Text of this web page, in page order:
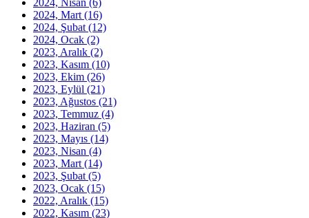
2024, Mart (16)
2024, Şubat (12)
2024, Ocak (2)
2023, Aralık (2)
2023, Kasım (10)
2023, Ekim (26)
2023, Eylül (21)
2023, Ağustos (21)
2023, Temmuz (4)
2023, Haziran (5)
2023, Mayıs (14)
2023, Nisan (4)
2023, Mart (14)
2023, Şubat (5)
2023, Ocak (15)
2022, Aralık (15)
2022, Kasım (23)